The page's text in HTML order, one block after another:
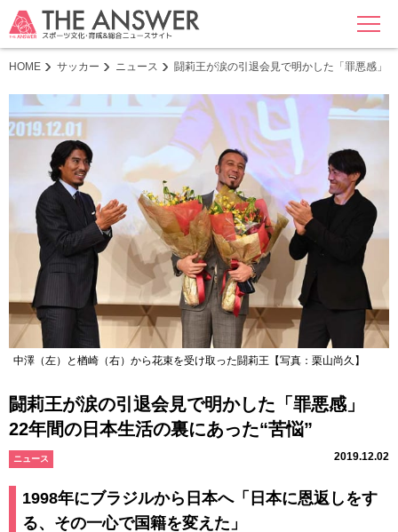
MENU
HOME サッカー ニュース 闘莉王が涙の引退会見で明かした「罪悪感」
中澤（左）と楢崎（右）から花束を受け取った闘莉王【写真：栗山尚久】
闘莉王が涙の引退会見で明かした「罪悪感」
22年間の日本生活の裏にあった“苦悩”
ニュース 2019.12.02
1998年にブラジルから日本へ「日本に恩返しをす
る、その一心で国籍を変えた」